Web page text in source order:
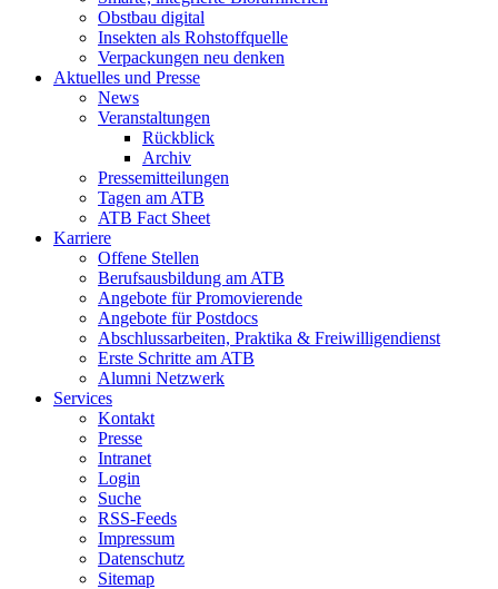
Obstbau digital
Insekten als Rohstoffquelle
Verpackungen neu denken
Aktuelles und Presse
News
Veranstaltungen
Rückblick
Archiv
Pressemitteilungen
Tagen am ATB
ATB Fact Sheet
Karriere
Offene Stellen
Berufsausbildung am ATB
Angebote für Promovierende
Angebote für Postdocs
Abschlussarbeiten, Praktika & Freiwilligendienst
Erste Schritte am ATB
Alumni Netzwerk
Services
Kontakt
Presse
Intranet
Login
Suche
RSS-Feeds
Impressum
Datenschutz
Sitemap